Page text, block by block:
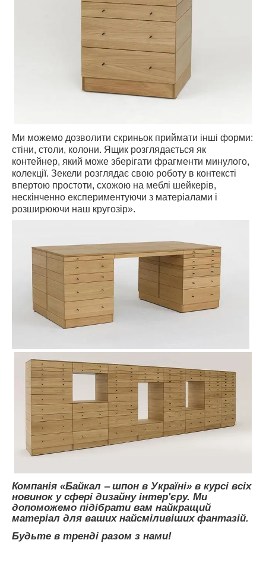
Ми можемо дозволити скриньок приймати інші форми:
стіни, столи, колони. Ящик розглядається як
контейнер, який може зберігати фрагменти минулого,
колекції. Зекели розглядає свою роботу в контексті
впертою простоти, схожою на меблі шейкерів,
нескінченно експериментуючи з матеріалами і
розширюючи наш кругозір».
Компанія «Байкал ‒ шпон в Україні» в курсі всіх
новинок у сфері дизайну інтер'єру. Ми
допоможемо підібрати вам найкращий
матеріал для ваших найсміливіших фантазій.
Будьте в тренді разом з нами!